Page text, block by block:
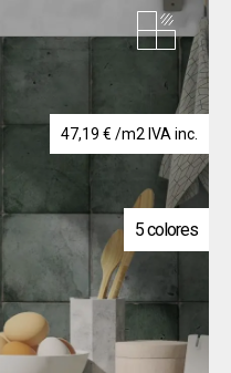
47,19 € /m2 IVA inc.
5 colores